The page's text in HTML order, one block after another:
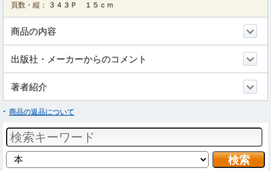
頁数・縦：
３４３Ｐ １５ｃｍ
商品の内容
出版社・メーカーからのコメント
著者紹介
商品の返品について